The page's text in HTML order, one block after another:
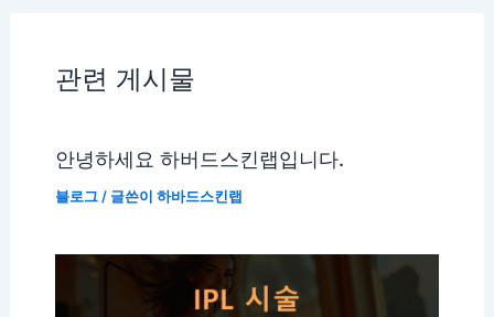
관련 게시물
안녕하세요 하버드스킨랩입니다.
블로그/ 글쓴이 하바드스킨랩